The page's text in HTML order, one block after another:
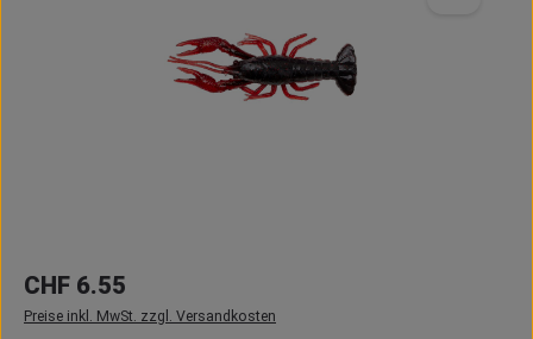
Regulärer Preis:
CHF 6.55
Preise inkl. MwSt. zzgl. Versandkosten